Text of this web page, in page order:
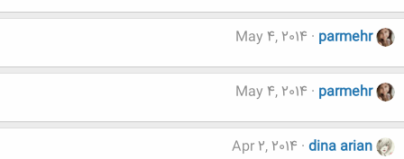
parmehr
May 4, 2014
parmehr
May 4, 2014
dina arian
Apr 2, 2014